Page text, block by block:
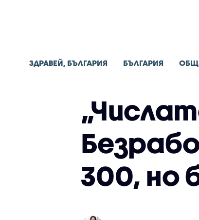
ЗДРАВЕЙ, БЪЛГАРИЯ БЪЛГАРИЯ
300, но